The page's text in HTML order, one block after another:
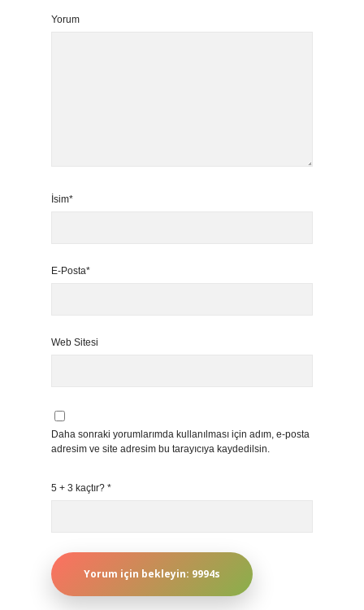
Yorum
İsim*
E-Posta*
Web Sitesi
Daha sonraki yorumlarımda kullanılması için adım, e-posta
adresim ve site adresim bu tarayıcıya kaydedilsin.
5 + 3 kaçtır? *